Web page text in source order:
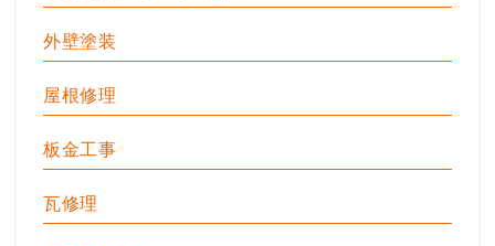
外壁塗装
屋根修理
板金工事
瓦修理